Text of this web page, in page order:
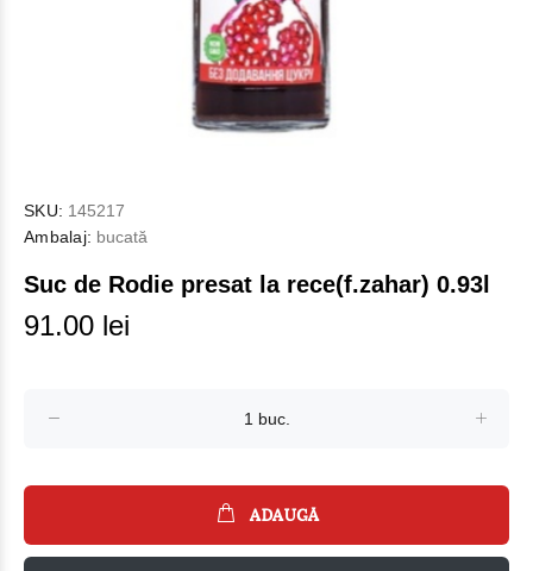
SKU: 145217
Ambalaj: bucată
Suc de Rodie presat la rece(f.zahar) 0.93l
91.00 lei
ADAUGĂ